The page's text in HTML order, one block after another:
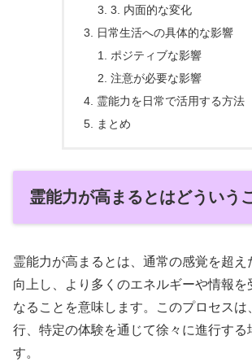
3. 内面的な変化
日常生活への具体的な影響
ポジティブな影響
注意が必要な影響
霊能力を日常で活用する方法
まとめ
霊能力が高まるとはどういう
霊能力が高まるとは、通常の感覚を超え
向上し、より多くのエネルギーや情報を
なることを意味します。このプロセスは
行、特定の体験を通じて徐々に進行する
す。